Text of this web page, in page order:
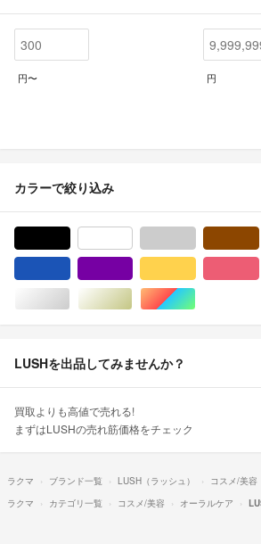
円〜 円
カラーで絞り込み
シルバー/銀色系ゴールド/金色系マルチカラー
LUSHを出品してみませんか？
買取よりも高値で売れる!
まずはLUSHの売れ筋価格をチェック
ラクマ ブランド一覧 LUSH（ラッシュ） コスメ/美容
ラクマ
カテゴリ一覧 コスメ/美容 オーラルケア